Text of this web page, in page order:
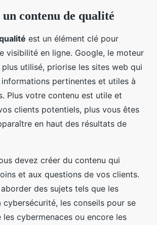
contenu de qualité
est un élément clé pour
visibilité en ligne. Google, le moteur
utilisé, priorise les sites web qui
pertinentes et utiles à
Plus votre contenu est utile et
clients potentiels, plus vous êtes
en haut des résultats de
devez créer du contenu qui
et aux questions de vos clients.
aborder des sujets tels que les
cybersécurité, les conseils pour se
cybermenaces ou encore les